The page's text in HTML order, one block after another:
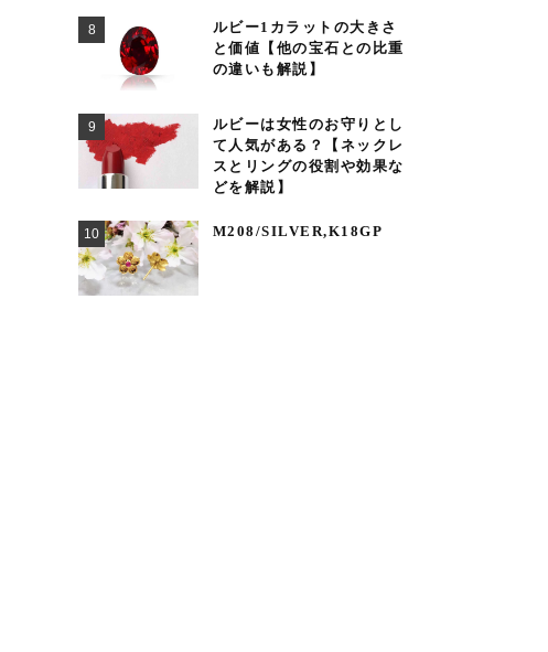
ルビー1カラットの大きさ
と価値【他の宝石との比重
の違いも解説】
ルビーは女性のお守りとし
て人気がある？【ネックレ
スとリングの役割や効果な
どを解説】
M208/SILVER,K18GP